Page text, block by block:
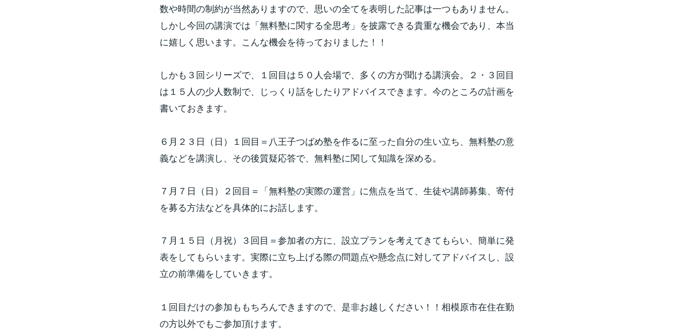
数や時間の制約が当然ありますので、思いの全てを表明した記事は一つもありません。
しかし今回の講演では「無料塾に関する全思考」を披露できる貴重な機会であり、本当
に嬉しく思います。こんな機会を待っておりました！！
しかも３回シリーズで、１回目は５０人会場で、多くの方が聞ける講演会。２・３回目
は１５人の少人数制で、じっくり話をしたりアドバイスできます。今のところの計画を
書いておきます。
６月２３日（日）１回目＝八王子つばめ塾を作るに至った自分の生い立ち、無料塾の意
義などを講演し、その後質疑応答で、無料塾に関して知識を深める。
７月７日（日）２回目＝「無料塾の実際の運営」に焦点を当て、生徒や講師募集、寄付
を募る方法などを具体的にお話します。
７月１５日（月祝）３回目＝参加者の方に、設立プランを考えてきてもらい、簡単に発
表をしてもらいます。実際に立ち上げる際の問題点や懸念点に対してアドバイスし、設
立の前準備をしていきます。
１回目だけの参加ももちろんできますので、是非お越しください！！相模原市在住在勤
の方以外でもご参加頂けます。